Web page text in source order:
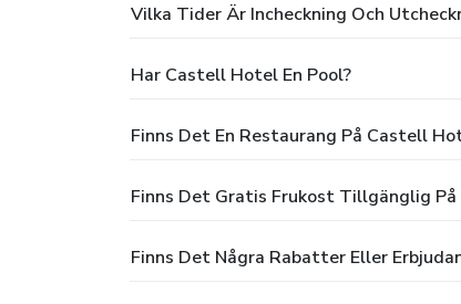
Vilka Tider Är Incheckning Och
Har Castell Hotel En Pool?
Finns Det En Restaurang På Castell
Finns Det Gratis Frukost Tillgänglig
Finns Det Några Rabatter Eller